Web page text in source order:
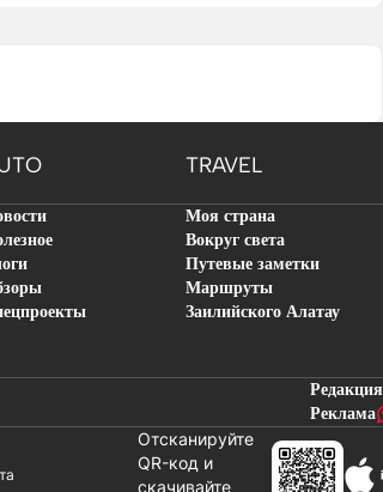
TRAVEL
Моя страна
Вокруг света
Путевые заметки
Маршруты
Заилийского Алатау
Редакция
Реклама
Отсканируйте
QR-код и
скачивайте